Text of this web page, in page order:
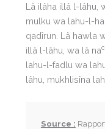
Lâ ilâha illâ l-lâhu,
mulku wa lahu-l-
qadîrun. Lâ hawla
illâ l-lâhu, wa lâ nac
lahu-l-fadlu wa
lâhu, mukhlisîna
Source :